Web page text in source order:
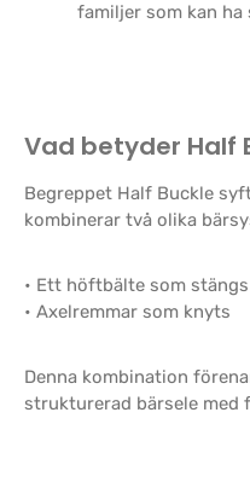
familjer som kan
Vad betyder Half
Begreppet Half Buckle
kombinerar två olika
• Ett höftbälte som
• Axelremmar som knyts
Denna kombination
strukturerad bärsele med